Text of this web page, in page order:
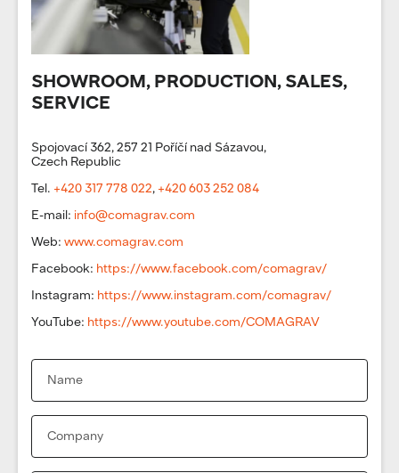
SHOWROOM, PRODUCTION, SALES,
SERVICE
Spojovací 362, 257 21 Poříčí nad Sázavou,
Czech Republic
Tel. +420 317 778 022, +420 603 252 084
E-mail: info@comagrav.com
Web: www.comagrav.com
Facebook: https://www.facebook.com/comagrav/
Instagram: https://www.instagram.com/comagrav/
YouTube: https://www.youtube.com/COMAGRAV